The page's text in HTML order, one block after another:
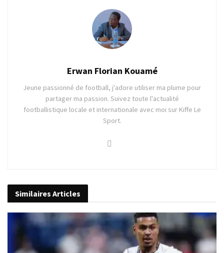
Erwan Florian Kouamé
Jeune passionné de football, j'adore utiliser ma plume pour
partager ma passion. Suivez toute l'actualité
footballistique locale et internationale avec moi sur Kiffe Le
Sport.
Similaires Articles